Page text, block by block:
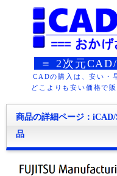
＝ 2次元
CADの購入は、安い・
どこよりも安い価格で
商品の詳細ページ：
品